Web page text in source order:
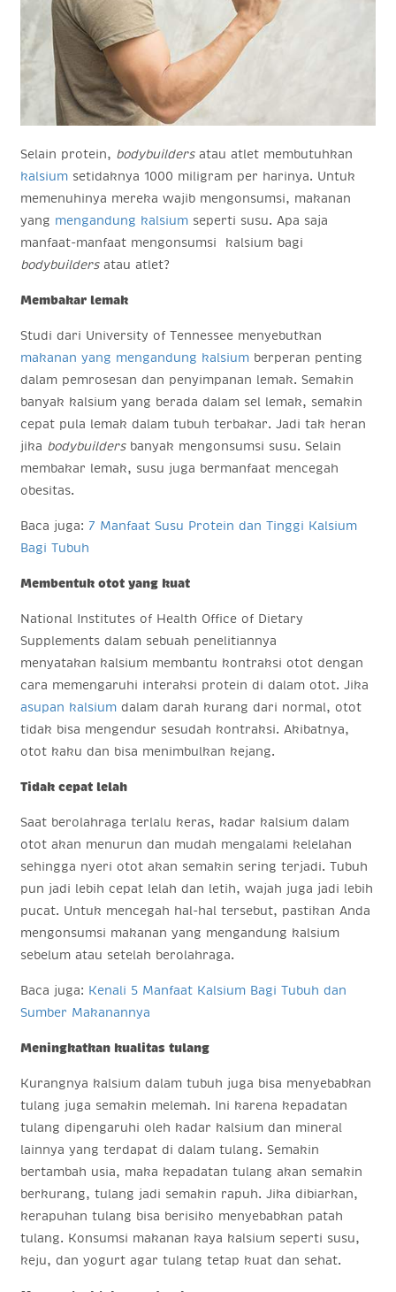
Selain protein, bodybuildersatau atlet membutuhkan
kalsium setidaknya 1000 miligram per harinya. Untuk
memenuhinya mereka wajib mengonsumsi, makanan
yang mengandung kalsium seperti susu. Apa saja
manfaat-manfaat mengonsumsi kalsium bagi
bodybuildersatau atlet?
Membakar lemak
Studi dari University of Tennessee menyebutkan
makanan yang mengandung kalsium berperan penting
dalam pemrosesan dan penyimpanan lemak. Semakin
banyak kalsium yang berada dalam sel lemak, semakin
cepat pula lemak dalam tubuh terbakar. Jadi tak heran
jika bodybuildersbanyak mengonsumsi susu. Selain
membakar lemak, susu juga bermanfaat mencegah
obesitas.
Baca juga: 7 Manfaat Susu Protein dan Tinggi Kalsium
Bagi Tubuh
Membentuk otot yang kuat
National Institutes of Health Office of Dietary
Supplements dalam sebuah penelitiannya
menyatakan kalsium membantu kontraksi otot dengan
cara memengaruhi interaksi protein di dalam otot. Jika
asupan kalsium dalam darah kurang dari normal, otot
tidak bisa mengendur sesudah kontraksi. Akibatnya,
otot kaku dan bisa menimbulkan kejang.
Tidak cepat lelah
Saat berolahraga terlalu keras, kadar kalsium dalam
otot akan menurun dan mudah mengalami kelelahan
sehingga nyeri otot akan semakin sering terjadi. Tubuh
pun jadi lebih cepat lelah dan letih, wajah juga jadi lebih
pucat. Untuk mencegah hal-hal tersebut, pastikan Anda
mengonsumsi makanan yang mengandung kalsium
sebelum atau setelah berolahraga.
Baca juga: Kenali 5 Manfaat Kalsium Bagi Tubuh dan
Sumber Makanannya
Meningkatkan kualitas tulang
Kurangnya kalsium dalam tubuh juga bisa menyebabkan
tulang juga semakin melemah. Ini karena kepadatan
tulang dipengaruhi oleh kadar kalsium dan mineral
lainnya yang terdapat di dalam tulang. Semakin
bertambah usia, maka kepadatan tulang akan semakin
berkurang, tulang jadi semakin rapuh. Jika dibiarkan,
kerapuhan tulang bisa berisiko menyebabkan patah
tulang. Konsumsi makanan kaya kalsium seperti susu,
keju, dan yogurt agar tulang tetap kuat dan sehat.